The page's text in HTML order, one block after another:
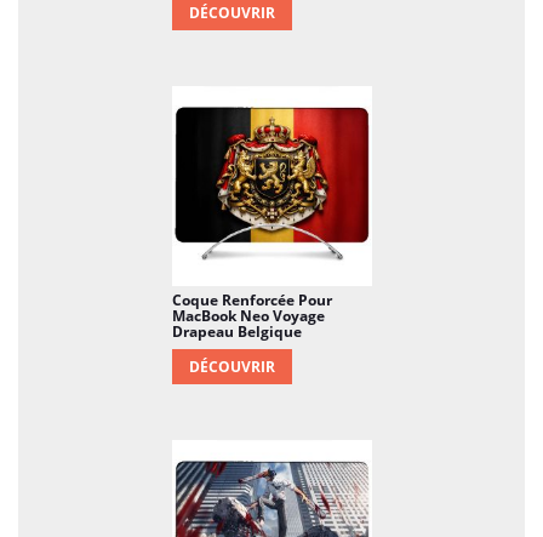
DÉCOUVRIR
Coque Renforcée Pour
MacBook Neo Voyage
Drapeau Belgique
DÉCOUVRIR